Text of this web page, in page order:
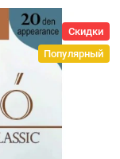
Скидки
Популярный